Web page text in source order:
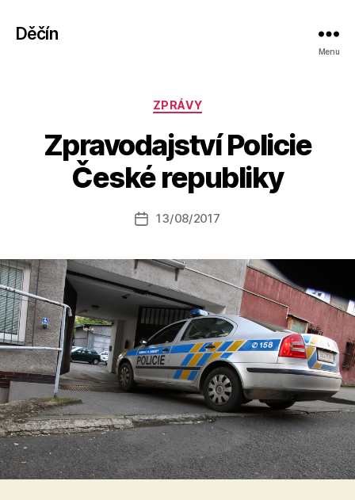
Děčín
Menu
Rubriky
ZPRÁVY
Zpravodajství Policie
České republiky
Autor
příspěvku
u
o
a
s
o
Datum
13/08/2017